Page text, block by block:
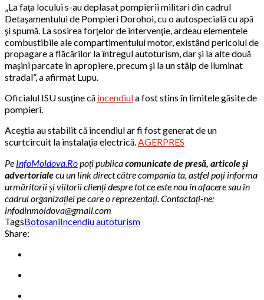
„La faţa locului s-au deplasat pompierii militari din cadrul
Detaşamentului de Pompieri Dorohoi, cu o autospecială cu apă
şi spumă. La sosirea forţelor de intervenţie, ardeau elementele
combustibile ale compartimentului motor, existând pericolul de
propagare a flăcărilor la întregul autoturism, dar şi la alte două
maşini parcate în apropiere, precum şi la un stâlp de iluminat
stradal”, a afirmat Lupu.
Oficialul ISU susţine că incendiula fost stins în limitele găsite de
pompieri.
Aceştia au stabilit că incendiul ar fi fost generat de un
scurtcircuit la instalaţia electrică. AGERPRES
Pe InfoMoldova.Ropoți publicacomunicate de presă, articole și
advertorialecu un link direct către compania ta, astfel poți informa
urmăritorii și viitorii clienți despre tot ce este nou în afacere sau în
cadrul organizației pe care o reprezentați. Contactați-ne:
infodinmoldova@gmail.com
TagsBotoșaniIncendiu autoturism
Share: